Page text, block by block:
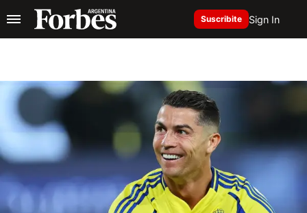
Suscribite Sign In